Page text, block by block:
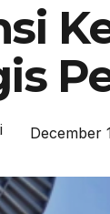
December